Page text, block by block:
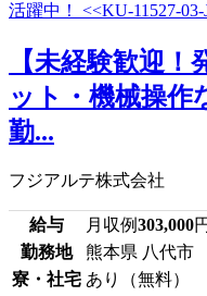
【未経験歓迎
ット・機械操作
勤...
フジアルテ株式会社
給与 月収例303,000円
勤務地
熊本県 八代市
寮・社宅 あり（無料）